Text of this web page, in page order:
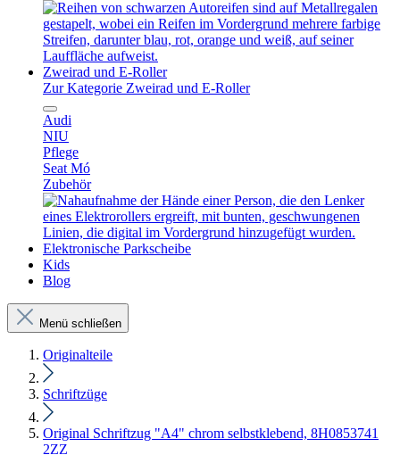
Zweirad und E-Roller
Zur Kategorie Zweirad und E-Roller
Audi
NIU
Pflege
Seat Mó
Zubehör
Elektronische Parkscheibe
Kids
Blog
Menü schließen
Originalteile
Schriftzüge
Original Schriftzug "A4" chrom selbstklebend, 8H0853741
2ZZ